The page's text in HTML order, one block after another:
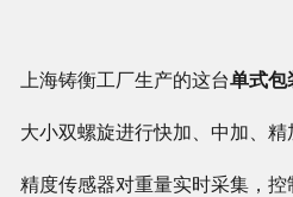
上海铸衡工厂生产的这台单式包
大小双螺旋进行快加、中加、
精度传感器对重量实时采集，控